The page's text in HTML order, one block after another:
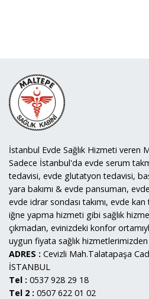
İstanbul Evde Sağlık Hizmeti veren
Sadece İstanbul'da evde serum
tedavisi, evde glutatyon tedavisi,
yara bakımı & evde pansuman,
evde idrar sondası takımı, evde
iğne yapma hizmeti gibi sağlık
çıkmadan, evinizdeki konfor
uygun fiyata sağlık hizmetlerimizden
ADRES : Cevizli Mah.Talatapaşa
İSTANBUL
Tel : 0537 928 29 18
Tel 2 : 0507 622 01 02